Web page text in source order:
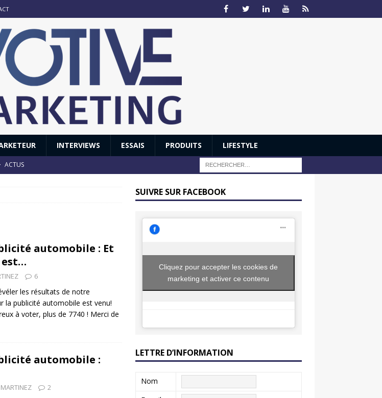
INTERVIEWS ESSAIS PRODUITS LIFESTYLE
ACTUS
confiné! ACTUS
automobile : Et
6
les résultats de notre
la publicité automobile est venu!
à voter, plus de 7740 ! Merci de
automobile :
2
SUIVRE SUR FACEBOOK
Cliquez pour accepter les cookies de
marketing et activer ce contenu
LETTRE D’INFORMATION
Nom